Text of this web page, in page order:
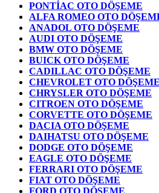
PONTİAC OTO DÖŞEME
ALFA ROMEO OTO
ANADOL OTO DÖŞEME
AUDI OTO DÖŞEME
BMW OTO DÖŞEME
BUICK OTO DÖŞEME
CADILLAC OTO DÖŞEME
CHEVROLET OTO DÖŞEME
CHRYSLER OTO DÖŞEME
CITROEN OTO DÖŞEME
CORVETTE OTO DÖŞEME
DACIA OTO DÖŞEME
DAIHATSU OTO DÖŞEME
DODGE OTO DÖŞEME
EAGLE OTO DÖŞEME
FERRARI OTO DÖŞEME
FIAT OTO DÖŞEME
FORD OTO DÖŞEME